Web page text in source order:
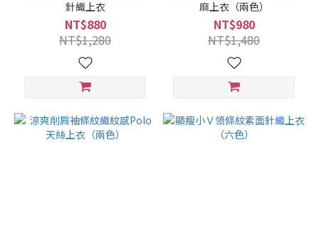
針織上衣
NT$880
NT$1,280
麻上衣（兩色）
NT$980
NT$1,480